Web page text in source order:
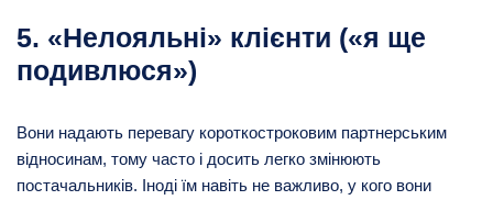
5. «Нелояльні» клієнти («я ще
подивлюся»)
Вони надають перевагу короткостроковим партнерським
відносинам, тому часто і досить легко змінюють
постачальників. Іноді їм навіть не важливо, у кого вони